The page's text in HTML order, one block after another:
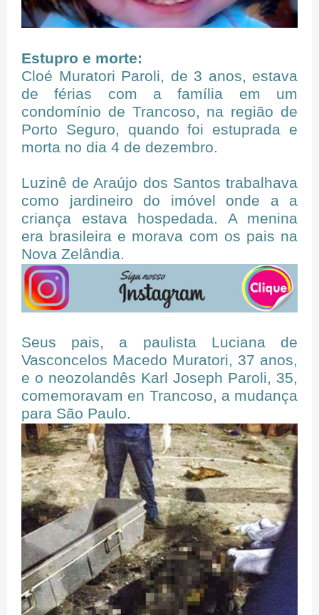
Estupro e morte:
Cloé Muratori Paroli, de 3 anos, estava
de férias com a família em um
condomínio de Trancoso, na região de
Porto Seguro, quando foi estuprada e
morta no dia 4 de dezembro.
Luzinê de Araújo dos Santos trabalhava
como jardineiro do imóvel onde a a
criança estava hospedada. A menina
era brasileira e morava com os pais na
Nova Zelândia.
Seus pais, a paulista Luciana de
Vasconcelos Macedo Muratori, 37 anos,
e o neozolandês Karl Joseph Paroli, 35,
comemoravam en Trancoso, a mudança
para São Paulo.